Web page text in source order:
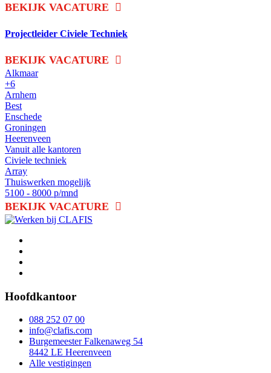
BEKIJK VACATURE
Projectleider Civiele Techniek
BEKIJK VACATURE
Alkmaar
+6
Arnhem
Best
Enschede
Groningen
Heerenveen
Vanuit alle kantoren
Civiele techniek
Array
Thuiswerken mogelijk
5100 - 8000 p/mnd
BEKIJK VACATURE
Hoofdkantoor
088 252 07 00
info@clafis.com
Burgemeester Falkenaweg 54
8442 LE Heerenveen
Alle vestigingen